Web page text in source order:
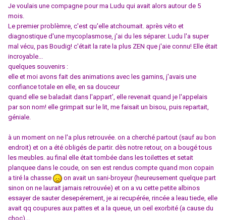
Je voulais une compagne pour ma Ludu qui avait alors autour de 5
mois.
Le premier problèmre, c'est qu'elle atchoumait. après véto et
diagnostique d'une mycoplasmose, j'ai du les séparer. Ludu l'a super
mal vécu, pas Boudig! c'était la rate la plus ZEN que j'aie connu! Elle était
incroyable...
quelques souvenirs :
elle et moi avons fait des animations avec les gamins, j'avais une
confiance totale en elle, en sa douceur
quand elle se baladait dans l'appart', elle revenait quand je l'appelais
par son nom! elle grimpait sur le lit, me faisait un bisou, puis repartait,
géniale.
à un moment on ne l'a plus retrouvée. on a cherché partout (sauf au bon
endroit) et on a été obligés de partir. dès notre retour, on a bougé tous
les meubles. au final elle était tombée dans les toilettes et setait
planquee dans le coude, on sen est rendus compte quand mon copain
a tiré la chasse
on avait un sani-broyeur (heureusement quelque part
sinon on ne laurait jamais retrouvée) et on a vu cette petite albinos
essayer de sauter desepérement, je ai recupérée, rincée a leau tiede, elle
avait qq coupures aux pattes et a la queue, un oeil exorbité (a cause du
choc)...